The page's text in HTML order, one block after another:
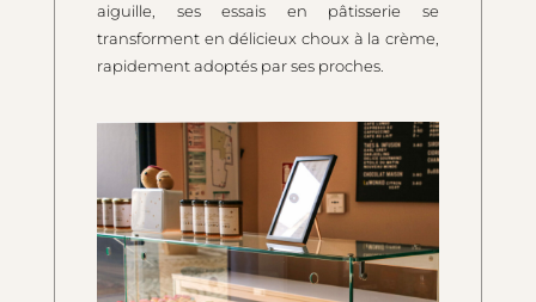
aiguille, ses essais en pâtisserie se
transforment en délicieux choux à la crème,
rapidement adoptés par ses proches.